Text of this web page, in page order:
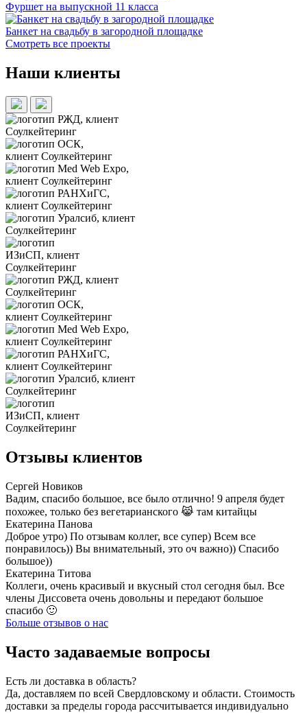
Фуршет на выпускной 11 класса
Банкет на свадьбу в загородной площадке
Смотреть все проекты
Наши клиенты
Отзывы клиентов
Сергей Новиков
Вадим, спасибо большое, все было отлично! 9 апреля будет
похожее, только без вегетарианского 😹 там китайцы
Екатерина Панова
Доброе утро) По отзывам коллег, все супер) Всем все
понравилось)) Вы внимательный, это оч важно)) Спасибо
большое))
Екатерина Титова
Коллеги, очень красивый и вкусный стол сегодня был. Все
члены Диссовета очень довольны и передают большое
спасибо 🙂
Больше отзывов о нас
Часто задаваемые вопросы
Есть ли доставка в область?
Да, доставляем по всей Свердловскому и области. Стоимость
доставки за пределы города рассчитывается индивидуально